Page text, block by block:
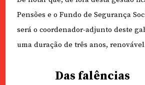
Pensões e o Fundo de Segurança
será o coordenador-adjunto deste
uma duração de três anos,
Das falências